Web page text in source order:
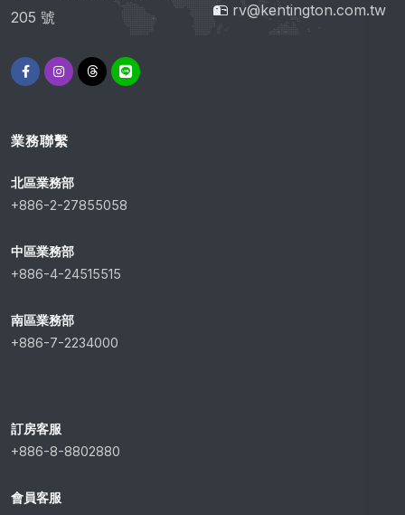
205 號
rv@kentington.com.tw
業務聯繫
北區業務部
+886-2-27855058
中區業務部
+886-4-24515515
南區業務部
+886-7-2234000
訂房客服
+886-8-8802880
會員客服